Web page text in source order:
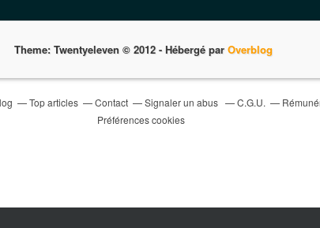
Theme: Twentyeleven © 2012 - Hébergé par Overblog
Top articles Contact Signaler un abus C.G.U.
Préférences cookies